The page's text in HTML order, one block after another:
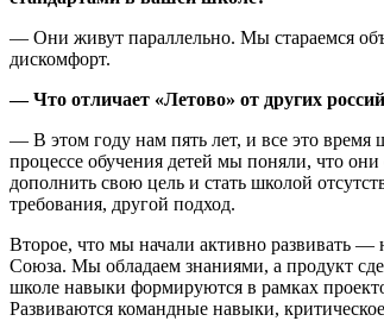
— Они живут параллельно. Мы стараемся
дискомфорт.
— Что отличает «Летово» от других
— В этом году нам пять лет, и все это время
процессе обучения детей мы поняли, что
дополнить свою цель и стать школой
требования, другой подход.
Второе, что мы начали активно развивать —
Союза. Мы обладаем знаниями, а продукт
школе навыки формируются в рамках
Развиваются командные навыки,